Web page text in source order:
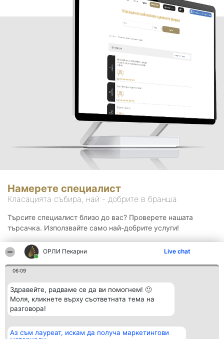
ОРЛИ Пекарни Live chat
06:09
Здравейте, радваме се да ви помогнем! 🙂
Моля, кликнете върху съответната тема на
разговора!
Аз съм лауреат, искам да получа маркетингови
Намерете специалист
Класацията събира, най - добрите в бранша.
Търсите специалист близо до вас? Проверете нашата
търсачка. Използвайте само най-добрите услуги!
Организатор на
Класация Контакти